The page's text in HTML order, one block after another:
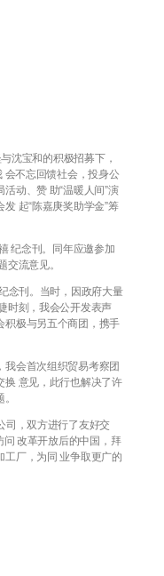
沈宝和的积极招募下，
会不忘回馈社会，投身公
动、赞 助“温暖人间”演
起“陈嘉庚奖助学金”筹
纪念刊。同年应邀参加
交流意见。
念刊。当时，因政府大量
时刻，我会公开发表声
积极与另五个商团，携手
我会首次组织贸易考察团
换 意见，此行也解决了许
司，双方进行了友好交
改革开放后的中国，拜
工厂，为同 业争取更广的